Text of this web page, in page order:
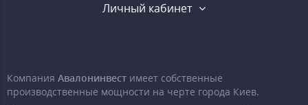
Личный кабинет
Компания Авалонинвест имеет собственные
производственные мощности на черте города Киев.